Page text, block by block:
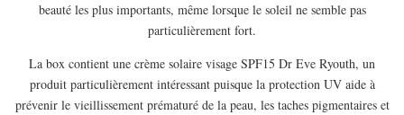
beauté les plus importants, même lorsque le soleil ne semble pas
particulièrement fort.
La box contient une crème solaire visage SPF15 Dr Eve Ryouth, un
produit particulièrement intéressant puisque la protection UV aide à
prévenir le vieillissement prématuré de la peau, les taches pigmentaires et